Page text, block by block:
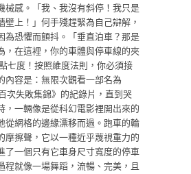
械感。「我、我沒有斜停！我只是
壁上！」何手殘趕緊為自己辯解，
為恐懼而顫抖。「垂直泊車？那是
，在這裡，你的車體與停車線的夾
度！按照維度法則，你必須接
內容是：無限次觀看一部名為
次失敗集錦》的紀錄片，直到哭
，一輛像是從科幻電影裡開出來的
從網格的邊緣漂移而過。跑車的輪
摩擦聲，它以一種近乎蔑視重力的
了一個只有它車身尺寸寬度的停車
程就像一場舞蹈，流暢、完美，且